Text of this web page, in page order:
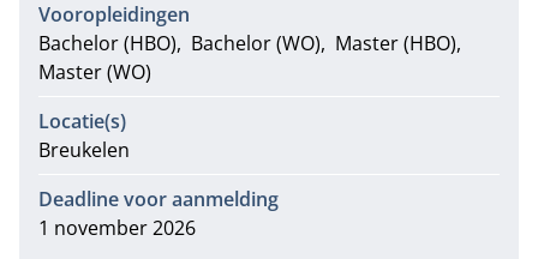
Vooropleidingen
Bachelor (HBO)
Bachelor (WO)
Master (HBO)
Master (WO)
Locatie(s)
Breukelen
Deadline voor aanmelding
1 november 2026